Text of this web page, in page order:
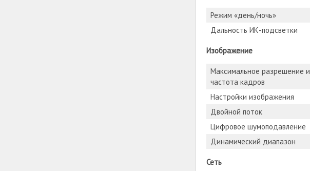
Режим «день/ночь»
Дальность ИК-подсветки
Изображение
Максимальное разрешение и
частота кадров
Настройки изображения
Двойной поток
Цифровое шумоподавление
Динамический диапазон
Сеть